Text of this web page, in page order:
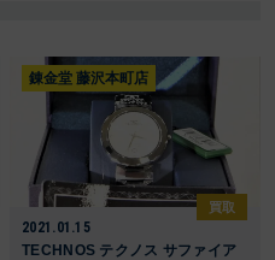
錬金堂 藤沢本町店
買取
2021.01.15
TECHNOS テクノス サファイア